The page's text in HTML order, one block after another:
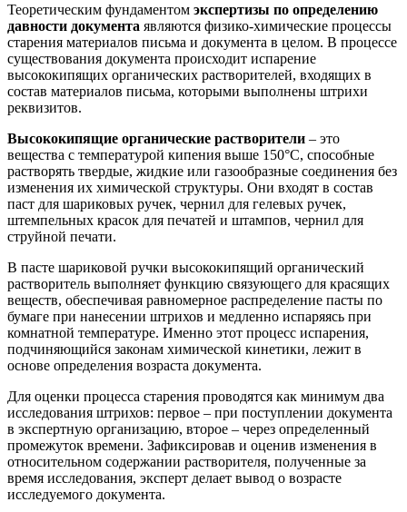
Теоретическим фундаментом экспертизы по определению
давности документа являются физико-химические процессы
старения материалов письма и документа в целом. В процессе
существования документа происходит испарение
высококипящих органических растворителей, входящих в
состав материалов письма, которыми выполнены штрихи
реквизитов.
Высококипящие органические растворители – это
вещества с температурой кипения выше 150°С, способные
растворять твердые, жидкие или газообразные соединения без
изменения их химической структуры. Они входят в состав
паст для шариковых ручек, чернил для гелевых ручек,
штемпельных красок для печатей и штампов, чернил для
струйной печати.
В пасте шариковой ручки высококипящий органический
растворитель выполняет функцию связующего для красящих
веществ, обеспечивая равномерное распределение пасты по
бумаге при нанесении штрихов и медленно испаряясь при
комнатной температуре. Именно этот процесс испарения,
подчиняющийся законам химической кинетики, лежит в
основе определения возраста документа.
Для оценки процесса старения проводятся как минимум два
исследования штрихов: первое – при поступлении документа
в экспертную организацию, второе – через определенный
промежуток времени. Зафиксировав и оценив изменения в
относительном содержании растворителя, полученные за
время исследования, эксперт делает вывод о возрасте
исследуемого документа.